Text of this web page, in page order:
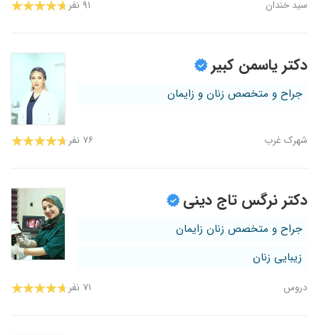
سید خندان ۹۱ نفر
دکتر یاسمن کبیر
جراح و متخصص زنان و زایمان
شهرک غرب ۷۶ نفر
دکتر نرگس تاج دینی
جراح و متخصص زنان زایمان
زیبایی زنان
دروس ۷۱ نفر